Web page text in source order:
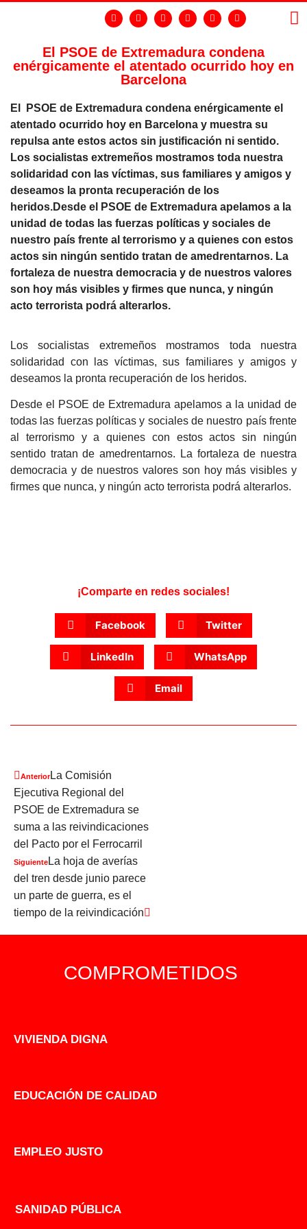
El PSOE de Extremadura condena
enérgicamente el atentado ocurrido hoy en
Barcelona
El PSOE de Extremadura condena enérgicamente el
atentado ocurrido hoy en Barcelona y muestra su
repulsa ante estos actos sin justificación ni sentido.
Los socialistas extremeños mostramos toda nuestra
solidaridad con las víctimas, sus familiares y amigos y
deseamos la pronta recuperación de los
heridos.Desde el PSOE de Extremadura apelamos a la
unidad de todas las fuerzas políticas y sociales de
nuestro país frente al terrorismo y a quienes con estos
actos sin ningún sentido tratan de amedrentarnos. La
fortaleza de nuestra democracia y de nuestros valores
son hoy más visibles y firmes que nunca, y ningún
acto terrorista podrá alterarlos.
Los socialistas extremeños mostramos toda nuestra
solidaridad con las víctimas, sus familiares y amigos y
deseamos la pronta recuperación de los heridos.
Desde el PSOE de Extremadura apelamos a la unidad de
todas las fuerzas políticas y sociales de nuestro país frente
al terrorismo y a quienes con estos actos sin ningún
sentido tratan de amedrentarnos. La fortaleza de nuestra
democracia y de nuestros valores son hoy más visibles y
firmes que nunca, y ningún acto terrorista podrá alterarlos.
¡Comparte en redes sociales!
Facebook Twitter
LinkedIn WhatsApp
Email
AnteriorLa Comisión
Ejecutiva Regional del
PSOE de Extremadura se
suma a las reivindicaciones
del Pacto por el Ferrocarril
Siguiente La hoja de averías
del tren desde junio parece
un parte de guerra, es el
tiempo de la reivindicación
COMPROMETIDOS
VIVIENDA DIGNA
EDUCACIÓN DE CALIDAD
EMPLEO JUSTO
SANIDAD PÚBLICA